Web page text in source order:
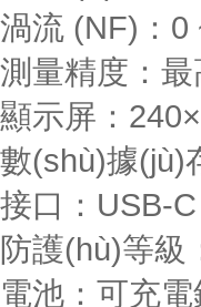
渦流 (NF)：0
測量精度：
顯示屏：
數(shù)據(jù)
接口：USB-
防護(hù)等級：
電池：可充